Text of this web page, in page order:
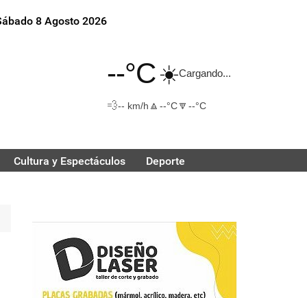
8 Agosto 2026
--°C☀️Cargando...
💨-- km/h 🔼 --°C🔽 --°C
Cultura y Espectáculos Deporte